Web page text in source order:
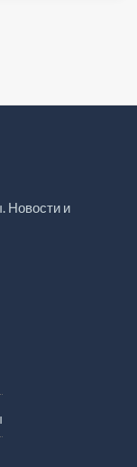
Новости и